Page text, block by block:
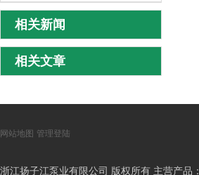
相关新闻
相关文章
网站地图 管理登陆
浙江扬子江泵业有限公司 版权所有 主营产品：